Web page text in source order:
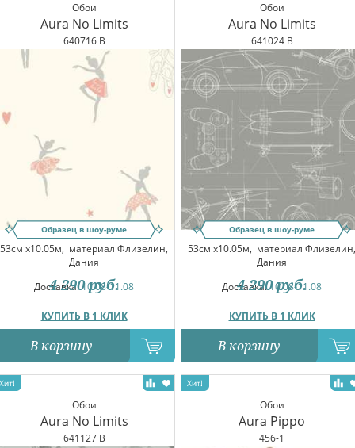
Обои
Aura No Limits
640716 B
Образец в шоу-руме
53см x10.05м, материал Флизелин,
Дания
Доставка:10.08-11.08
КУПИТЬ В 1 КЛИК
4 290 руб.
В корзину
Обои
Aura No Limits
641024 B
Образец в шоу-руме
53см x10.05м, материал Флизелин,
Дания
Доставка:10.08-11.08
КУПИТЬ В 1 КЛИК
4 290 руб.
В корзину
Обои
Aura No Limits
641127 B
Обои
Aura Pippo
456-1